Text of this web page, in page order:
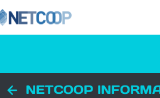
NETCOOP